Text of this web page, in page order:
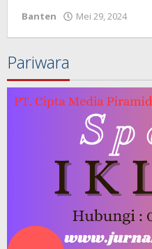
Banten Mei 29, 2024
Pariwara